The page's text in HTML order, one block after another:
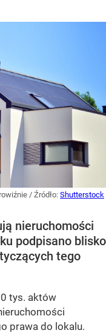
/ Źródło: Shutterstock
nieruchomości
podpisano blisko
tego
tys. aktów
prawa do lokalu.